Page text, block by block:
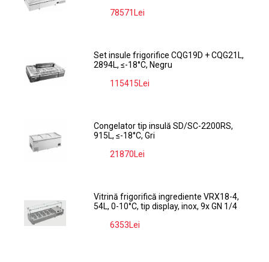
78571Lei
Set insule frigorifice CQG19D + CQG21L,
2894L, ≤-18°C, Negru
115415Lei
Congelator tip insulă SD/SC-2200RS,
915L, ≤-18°C, Gri
21870Lei
Vitrină frigorifică ingrediente VRX18-4,
54L, 0-10°C, tip display, inox, 9x GN 1/4
6353Lei